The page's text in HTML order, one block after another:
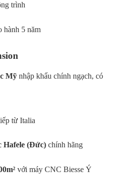
trình
hành 5 năm
Mỹnhập khẩu chính ngạch, có
từ Italia
Hafele (Đức)chính hãng
với máy CNC Biesse Ý